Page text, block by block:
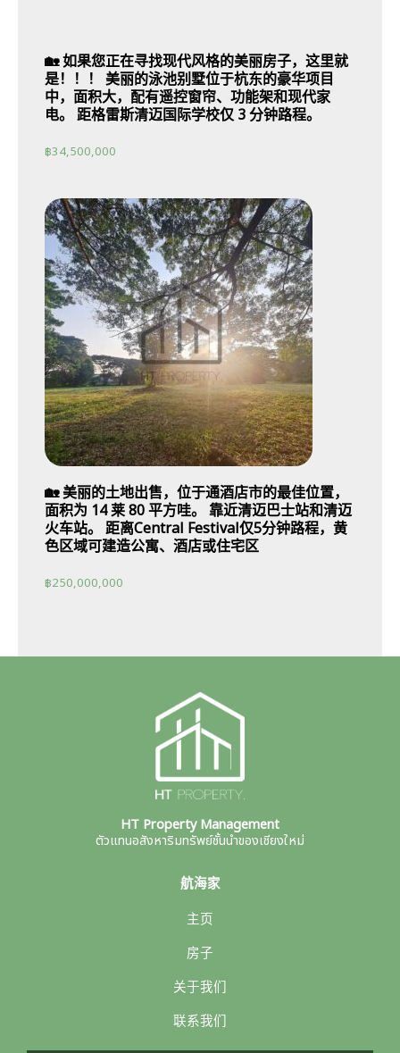
🏡 如果您正在寻找现代风格的美丽房子，这里就
是！！！ 美丽的泳池别墅位于杭东的豪华项目
中，面积大，配有遥控窗帘、功能架和现代家
电。 距格雷斯清迈国际学校仅 3 分钟路程。
฿34,500,000
🏡 美丽的土地出售，位于通酒店市的最佳位置，
面积为 14 莱 80 平方哇。 靠近清迈巴士站和清迈
火车站。 距离Central Festival仅5分钟路程，黄
色区域可建造公寓、酒店或住宅区
฿250,000,000
HT Property Management
ตัวแทนอสังหาริมทรัพย์ชั้นนำของเชียงใหม่
航海家
主页
房子
关于我们
联系我们